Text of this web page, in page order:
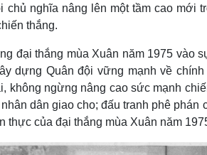
nghĩa nâng lên một tầm cao mới
thắng.
đại thắng mùa Xuân năm 1975 vào
dựng Quân đội vững mạnh về
không ngừng nâng cao sức mạnh
dân giao cho; đấu tranh phê phán
thực của đại thắng mùa Xuân năm